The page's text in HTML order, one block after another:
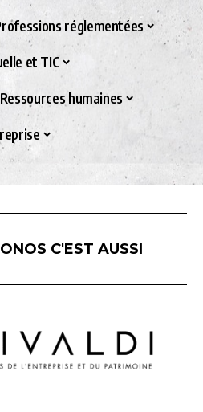
réglementées
et TIC
Ressources humaines
C'EST AUSSI